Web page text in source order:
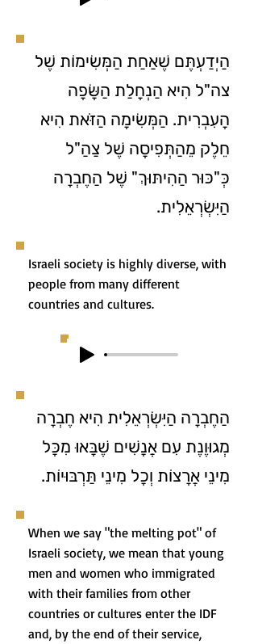
הַיְדַעְתֶּם שֶׁאַחַת הַמְּשִׂימוֹת שֶׁל
צה"ל הִיא הַנְחָלַת הַשָּׂפָה
הָעִבְרִית. הַמְּשִׂימָה הַזֹּאת הִיא
חֵלֶק מֵהַתְּפִיסָה שֶׁל צַהַ"ל
כְּ"כּוּר הַהִיתּוּךְ" שֶׁל הַחֶבְרָה
הַיִּשְׂרְאֵלִית.
Israeli society is highly diverse, with
people from many different
countries and cultures.
הַחֶבְרָה הַיִּשְׂרְאֵלִית הִיא חֶבְרָה
מְגוּוֶנֶת עִם אֲנָשִׁים שֶׁבָּאוּ מִכָּל
מִינֵי אֲרָצוֹת וְכָל מִינֵי תַּרְבּוּיוֹת.
When we say "the melting pot" of
Israeli society, we mean that young
men and women who immigrated
with their families from other
countries or cultures enter the IDF
and, by the end of their service,